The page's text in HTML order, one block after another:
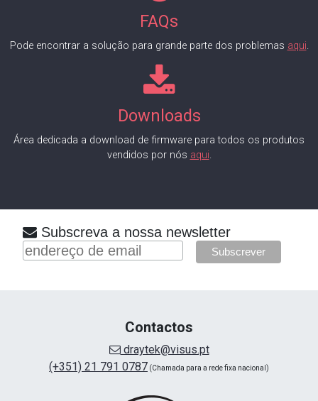
FAQs
Pode encontrar a solução para grande parte dos problemas aqui.
Downloads
Área dedicada a download de firmware para todos os produtos
vendidos por nós aqui.
Subscreva a nossa newsletter
Contactos
draytek@visus.pt
(+351) 21 791 0787 (Chamada para a rede fixa nacional)